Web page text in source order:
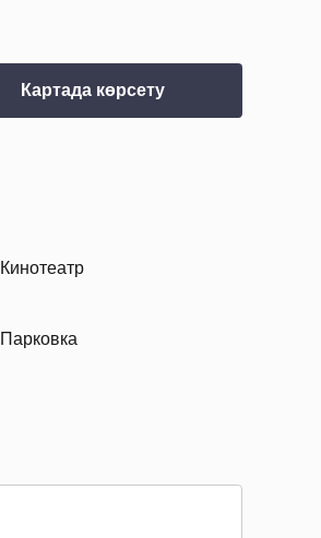
Картада көрсету
Кинотеатр
Парковка